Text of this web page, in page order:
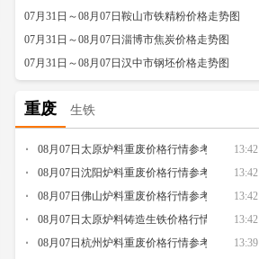
07月31日～08月07日鞍山市铁精粉价格走势图
07月31日～08月07日淄博市焦炭价格走势图
07月31日～08月07日汉中市钢坯价格走势图
重废 生铁
08月07日太原炉料重废价格行情参考
13:42
08月07日沈阳炉料重废价格行情参考
13:42
08月07日佛山炉料重废价格行情参考
13:42
08月07日太原炉料铸造生铁价格行情参考
13:42
08月07日杭州炉料重废价格行情参考
13:39